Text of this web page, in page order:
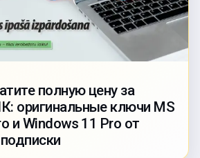
полную цену за
оригинальные ключи MS
и Windows 11 Pro от